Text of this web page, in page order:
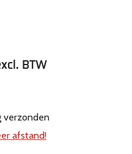
BTW
verzonden
afstand!